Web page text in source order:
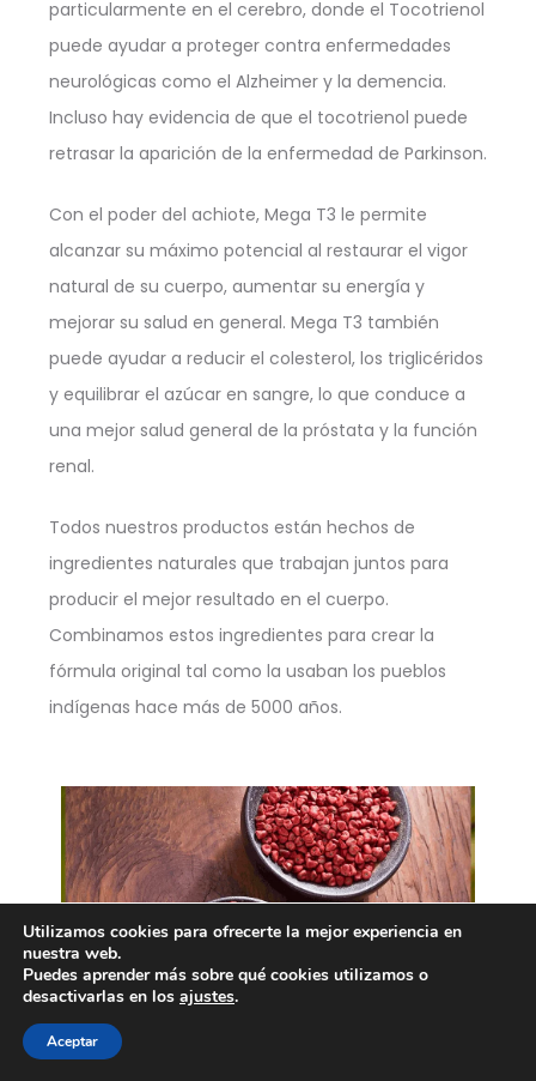
particularmente en el cerebro, donde el Tocotrienol
puede ayudar a proteger contra enfermedades
neurológicas como el Alzheimer y la demencia.
Incluso hay evidencia de que el tocotrienol puede
retrasar la aparición de la enfermedad de Parkinson.
Con el poder del achiote, Mega T3 le permite
alcanzar su máximo potencial al restaurar el vigor
natural de su cuerpo, aumentar su energía y
mejorar su salud en general. Mega T3 también
puede ayudar a reducir el colesterol, los triglicéridos
y equilibrar el azúcar en sangre, lo que conduce a
una mejor salud general de la próstata y la función
renal.
Todos nuestros productos están hechos de
ingredientes naturales que trabajan juntos para
producir el mejor resultado en el cuerpo.
Combinamos estos ingredientes para crear la
fórmula original tal como la usaban los pueblos
indígenas hace más de 5000 años.
Utilizamos cookies para ofrecerte la mejor experiencia en
nuestra web.
Puedes aprender más sobre qué cookies utilizamos o
desactivarlas en los ajustes.
Aceptar